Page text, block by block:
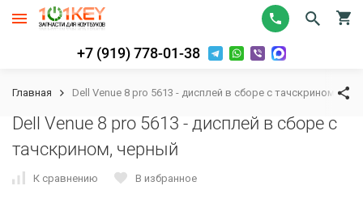
+7 (919) 778-01-38
Главная Dell Venue 8 pro 5613 - дисплей в сборе с тачскрином,
Dell Venue 8 pro 5613 - дисплей в сборе с
тачскрином, черный
К сравнению В избранное